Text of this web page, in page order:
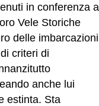
in conferenza a
Vele Storiche
delle imbarcazioni
criteri di
anche lui
estinta. Sta